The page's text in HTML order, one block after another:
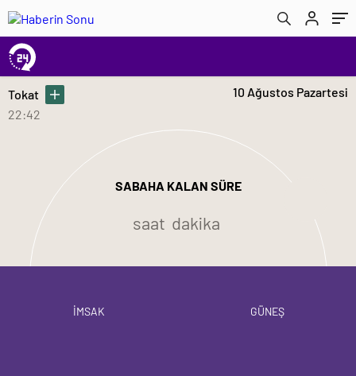
Tokat
22:42
SABAHA KALAN SÜRE
saat dakika
10 Ağustos Pazartesi
İMSAK GÜNEŞ